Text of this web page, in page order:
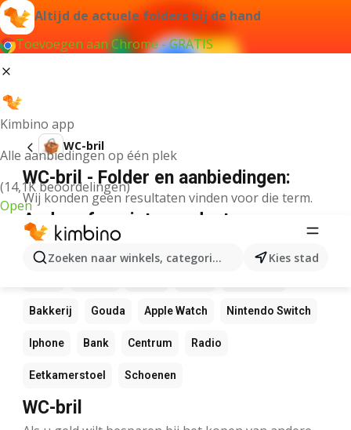
Altijd de actuele folders bij de hand
Toevoegen aan Chrome - GRATIS
Kimbino app
Alle aanbiedingen op één plek
(14,1K beoordelingen)
Open
Zoeken naar winkels, categorieën, producten...
Kies stad
WC-bril
WC-bril - Folder en aanbiedingen:
Wij konden geen resultaten vinden voor die term.
Andere favoriete producten
Bakkerij Gouda Apple Watch Nintendo Switch
Iphone Bank Centrum Radio
Eetkamerstoel Schoenen
WC-bril